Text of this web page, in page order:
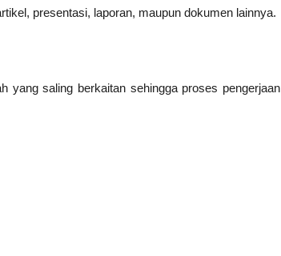
presentasi, laporan, maupun dokumen lainnya.
yang saling berkaitan sehingga proses pengerjaan